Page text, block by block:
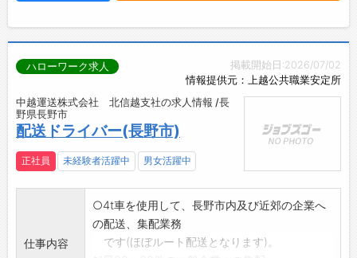
掲載開始日:2026/07/02
情報提供元：上越公共職業安定所
ハローワーク求人
中越運送株式会社 北信越支社の求人情報 /長
野県長野市
配送ドライバー(長野市)
正社員 未経験者活躍中 男女活躍中
仕事内容
○4t車を使用して、長野市内及び近郊の企業へ
の配送、集配業務
です(ほぼルート配送となります)。